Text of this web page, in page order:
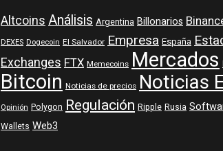
AltcoinsAnálisis Argentina Billonarios
DEXES Dogecoin El Salvador Empresa España
ExchangesFTX Memecoins Mercados
Bitcoin Noticias de precios Noticias
Opinión Polygon Regulación Ripple Rusia
Wallets Web3